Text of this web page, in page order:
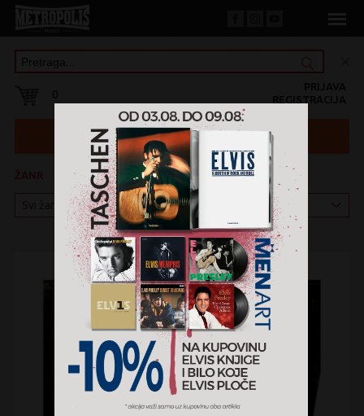
0 REGISTRACIJA
PRIJAVA
KATEGORIJA